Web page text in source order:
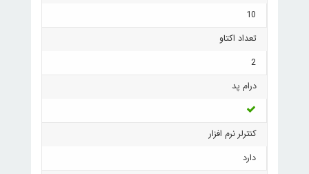
10
تعداد اکتاو
2
درام پد
کنترلر نرم افزار
دارد